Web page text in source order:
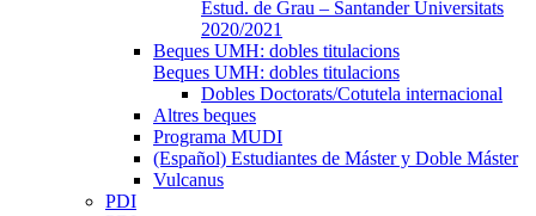
Estud. de Grau – Santander Universitats
2020/2021
Beques UMH: dobles titulacions
Beques UMH: dobles titulacions
Dobles Doctorats/Cotutela internacional
Altres beques
Programa MUDI
(Español) Estudiantes de Máster y Doble Máster
Vulcanus
PDI